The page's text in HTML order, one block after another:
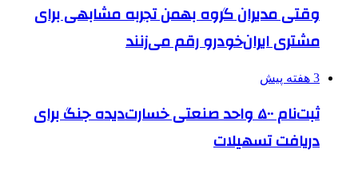
وقتی مدیران گروه بهمن تجربه مشابهی برای
مشتری ایران‌خودرو رقم می‌زنند
3 هفته پیش
ثبت‌نام ۵۰۰ واحد صنعتی خسارت‌دیده جنگ برای
دریافت تسهیلات